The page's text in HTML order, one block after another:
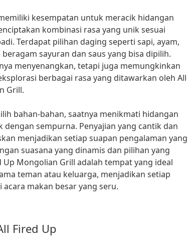
kesempatan untuk meracik hidangan
kombinasi rasa yang unik sesuai
Terdapat pilihan daging seperti sapi, ayam,
sayuran dan saus yang bisa dipilih.
menyenangkan, tetapi juga memungkinkan
berbagai rasa yang ditawarkan oleh All
Grill.
bahan-bahan, saatnya menikmati hidangan
dengan sempurna. Penyajian yang cantik dan
menjadikan setiap suapan pengalaman yang
suasana yang dinamis dan pilihan yang
Up Mongolian Grill adalah tempat yang ideal
teman atau keluarga, menjadikan setiap
makan besar yang seru.
Fired Up